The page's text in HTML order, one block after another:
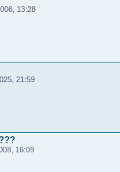
13:28
21:59
16:09